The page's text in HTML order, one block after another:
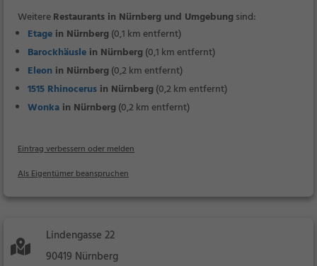
WeitereRestaurants in Nürnberg und Umgebungsind:
Etage in Nürnberg(0,1 km entfernt)
Barockhäusle in Nürnberg(0,1 km entfernt)
Eleon in Nürnberg(0,2 km entfernt)
1515 Rhinocerus in Nürnberg(0,2 km entfernt)
Wonka in Nürnberg(0,2 km entfernt)
Eintrag verbessern oder melden
Als Eigentümer beanspruchen
Lindengasse 22
90419 Nürnberg